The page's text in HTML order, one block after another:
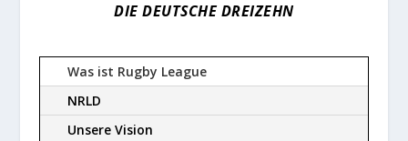
DIE DEUTSCHE DREIZEHN
Was ist Rugby League
NRLD
Unsere Vision